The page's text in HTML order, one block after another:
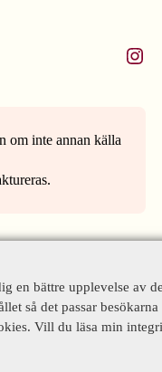
Instagram
om inte annan källa
en bättre upplevelse av
så det passar
Vill du läsa min